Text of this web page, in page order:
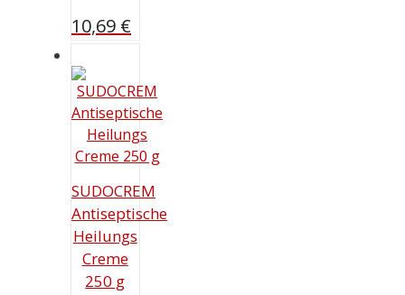
10,69 €
SUDOCREM
Antiseptische
Heilungs
Creme
250 g